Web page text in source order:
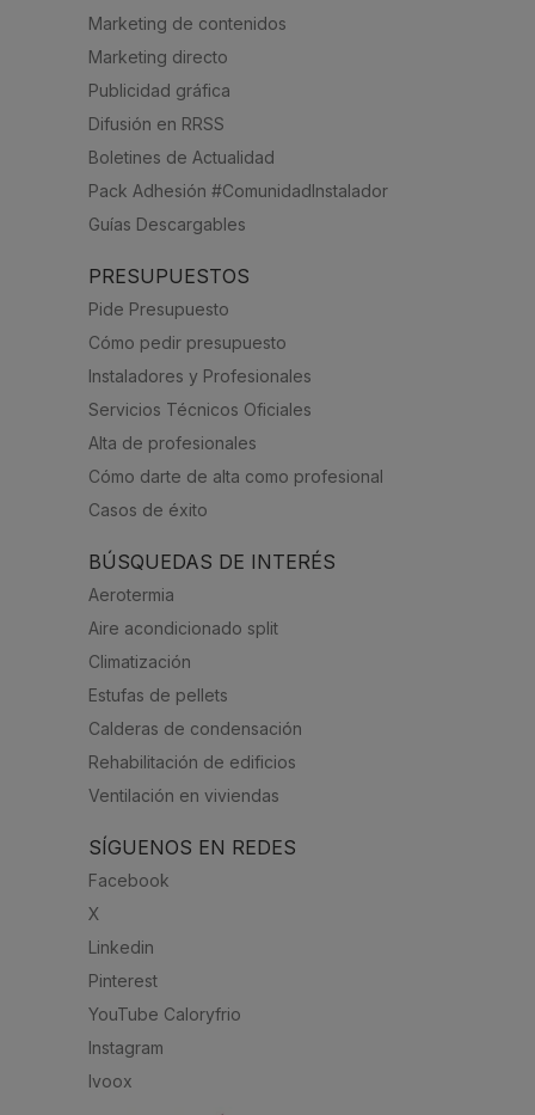
Marketing de contenidos
Marketing directo
Publicidad gráfica
Difusión en RRSS
Boletines de Actualidad
Pack Adhesión #ComunidadInstalador
Guías Descargables
PRESUPUESTOS
Pide Presupuesto
Cómo pedir presupuesto
Instaladores y Profesionales
Servicios Técnicos Oficiales
Alta de profesionales
Cómo darte de alta como profesional
Casos de éxito
BÚSQUEDAS DE INTERÉS
Aerotermia
Aire acondicionado split
Climatización
Estufas de pellets
Calderas de condensación
Rehabilitación de edificios
Ventilación en viviendas
SÍGUENOS EN REDES
Facebook
X
Linkedin
Pinterest
YouTube Caloryfrio
Instagram
Ivoox